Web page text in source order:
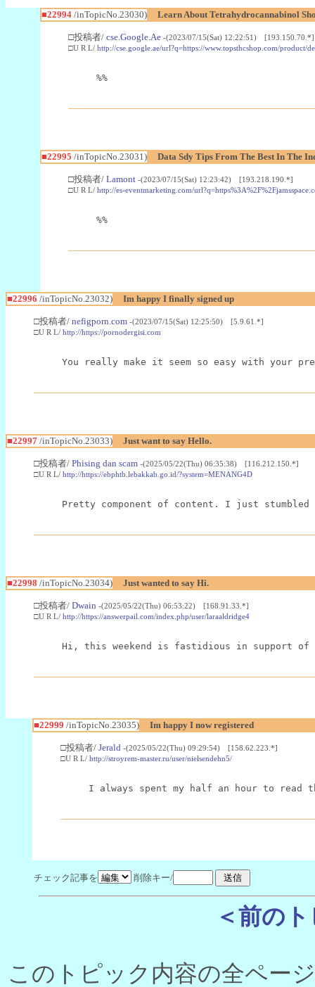
■22994/inTopicNo.23030) Learn About Tetrahydrocannabinol
□投稿者/ cse.Google.Ae -(2023/07/15(Sat) 12:22:51) [193.150.70.*]
□U R L/ http://cse.google.ae/url?q=https://www.topsthcshop.com/
%%
■22995 /inTopicNo.23031) Data Sdy Tips From The Best In The
□投稿者/ Lamont -(2023/07/15(Sat) 12:23:42) [193.218.190.*]
□U R L/ http://es-eventmarketing.com/
%%
■22996 /inTopicNo.23032) Im happy I finally signed up
□投稿者/ nefigporn.com -(2023/07/15(Sat) 12:25:50) [5.9.61.*]
□U R L/ http://https://pornodergisi.com
You really make it seem so easy with your
■22997 /inTopicNo.23033) Just want to say Hello.
□投稿者/ Phising dan scam -(2025/05/22(Thu) 06:35:38) [116.212.150.*]
□U R L/ http://https://ebphtb.lebakkab.go.id/?system=MENANG4D
Pretty component of content. I just
■22998 /inTopicNo.23034) Just wanted to say Hi.
□投稿者/ Dwain -(2025/05/22(Thu) 06:53:22) [168.91.33.*]
□U R L/ http://https://answerpail.com/index.php/user/laraaldridge4
Hi, this weekend is fastidious in support of
■22999 /inTopicNo.23035) Im happy I now registered
□投稿者/ Jerald -(2025/05/22(Thu) 09:29:54) [158.62.223.*]
□U R L/ http://stroyrem-master.ru/user/nielsendehn5/
I always spent my half an hour to
チェック記事を 削除キー/
＜前の
このトピック内容の全ペー